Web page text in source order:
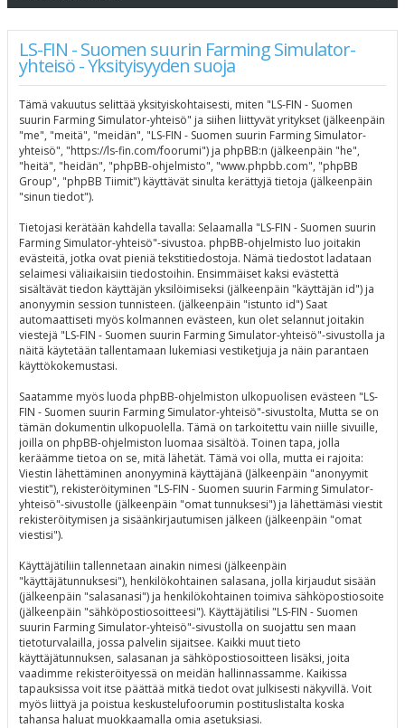
LS-FIN - Suomen suurin Farming Simulator-
yhteisö - Yksityisyyden suoja
Tämä vakuutus selittää yksityiskohtaisesti, miten "LS-FIN - Suomen
suurin Farming Simulator-yhteisö" ja siihen liittyvät yritykset (jälkeenpäin
"me", "meitä", "meidän", "LS-FIN - Suomen suurin Farming Simulator-
yhteisö", "https://ls-fin.com/foorumi") ja phpBB:n (jälkeenpäin "he",
"heitä", "heidän", "phpBB-ohjelmisto", "www.phpbb.com", "phpBB
Group", "phpBB Tiimit") käyttävät sinulta kerättyjä tietoja (jälkeenpäin
"sinun tiedot").
Tietojasi kerätään kahdella tavalla: Selaamalla "LS-FIN - Suomen suurin
Farming Simulator-yhteisö"-sivustoa. phpBB-ohjelmisto luo joitakin
evästeitä, jotka ovat pieniä tekstitiedostoja. Nämä tiedostot ladataan
selaimesi väliaikaisiin tiedostoihin. Ensimmäiset kaksi evästettä
sisältävät tiedon käyttäjän yksilöimiseksi (jälkeenpäin "käyttäjän id") ja
anonyymin session tunnisteen. (jälkeenpäin "istunto id") Saat
automaattiseti myös kolmannen evästeen, kun olet selannut joitakin
viestejä "LS-FIN - Suomen suurin Farming Simulator-yhteisö"-sivustolla ja
näitä käytetään tallentamaan lukemiasi vestiketjuja ja näin parantaen
käyttökokemustasi.
Saatamme myös luoda phpBB-ohjelmiston ulkopuolisen evästeen "LS-
FIN - Suomen suurin Farming Simulator-yhteisö"-sivustolta, Mutta se on
tämän dokumentin ulkopuolella. Tämä on tarkoitettu vain niille sivuille,
joilla on phpBB-ohjelmiston luomaa sisältöä. Toinen tapa, jolla
keräämme tietoa on se, mitä lähetät. Tämä voi olla, mutta ei rajoita:
Viestin lähettäminen anonyyminä käyttäjänä (Jälkeenpäin "anonyymit
viestit"), rekisteröityminen "LS-FIN - Suomen suurin Farming Simulator-
yhteisö"-sivustolle (jälkeenpäin "omat tunnuksesi") ja lähettämäsi viestit
rekisteröitymisen ja sisäänkirjautumisen jälkeen (jälkeenpäin "omat
viestisi").
Käyttäjätiliin tallennetaan ainakin nimesi (jälkeenpäin
"käyttäjätunnuksesi"), henkilökohtainen salasana, jolla kirjaudut sisään
(jälkeenpäin "salasanasi") ja henkilökohtainen toimiva sähköpostiosoite
(jälkeenpäin "sähköpostiosoitteesi"). Käyttäjätilisi "LS-FIN - Suomen
suurin Farming Simulator-yhteisö"-sivustolla on suojattu sen maan
tietoturvalailla, jossa palvelin sijaitsee. Kaikki muut tieto
käyttäjätunnuksen, salasanan ja sähköpostiosoitteen lisäksi, joita
vaadimme rekisteröityessä on meidän hallinnassamme. Kaikissa
tapauksissa voit itse päättää mitkä tiedot ovat julkisesti näkyvillä. Voit
myös liittyä ja poistua keskustelufoorumin postituslistalta koska
tahansa haluat muokkaamalla omia asetuksiasi.